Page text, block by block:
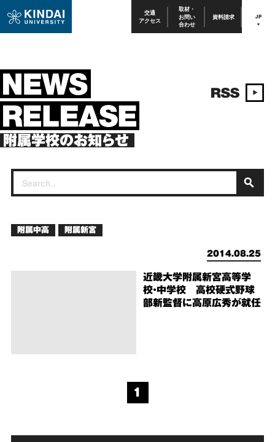
交通
アクセス
取材・
お問い
合わせ
資料請求 JP
附属学校のお知らせ
附属中高 附属新宮
2014.08.25
近畿大学附属新宮高等学
校・中学校 高校硬式野球
部新監督に高原広秀が就任
1